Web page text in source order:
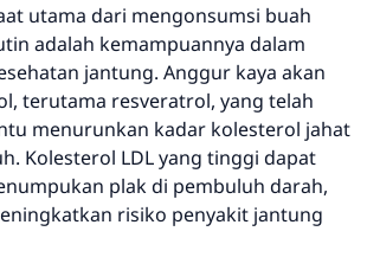
utama dari mengonsumsi buah
adalah kemampuannya dalam
jantung. Anggur kaya akan
terutama resveratrol, yang telah
menurunkan kadar kolesterol jahat
Kolesterol LDL yang tinggi dapat
plak di pembuluh darah,
risiko penyakit jantung